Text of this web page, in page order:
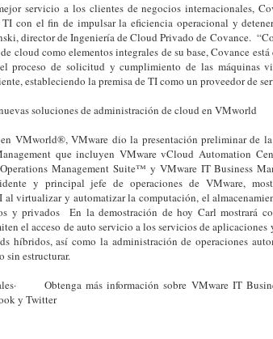
servicio a los clientes de negocios internacionales,
TI con el fin de impulsar la eficiencia operacional y
director de Ingeniería de Cloud Privado de Covance.
cloud como elementos integrales de su base, Covance
proceso de solicitud y cumplimiento de las máquinas
estableciendo la premisa de TI como un proveedor de
soluciones de administración de cloud en VMworld
VMworld®, VMware dio la presentación preliminar de
que incluyen VMware vCloud Automation
Management Suite™ y VMware IT Business
y principal jefe de operaciones de VMware,
al virtualizar y automatizar la computación, el
y privados En la demostración de hoy Carl mostrará
el acceso de auto servicio a los servicios de
híbridos, así como la administración de operaciones
sin estructurar.
Obtenga más información sobre VMware IT
y Twitter